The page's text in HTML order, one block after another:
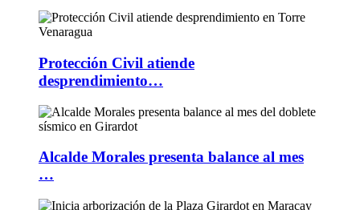
Protección Civil atiende
desprendimiento…
Alcalde Morales presenta balance al mes
…